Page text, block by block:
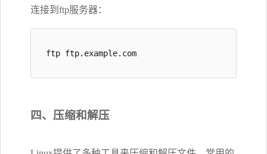
连接到ftp服务器：
ftp ftp.example.com
四、压缩和解压